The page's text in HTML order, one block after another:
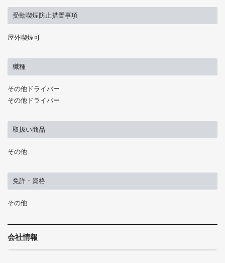
受動喫煙防止措置事項
屋外喫煙可
職種
その他ドライバー
その他ドライバー
取扱い商品
その他
免許・資格
その他
会社情報